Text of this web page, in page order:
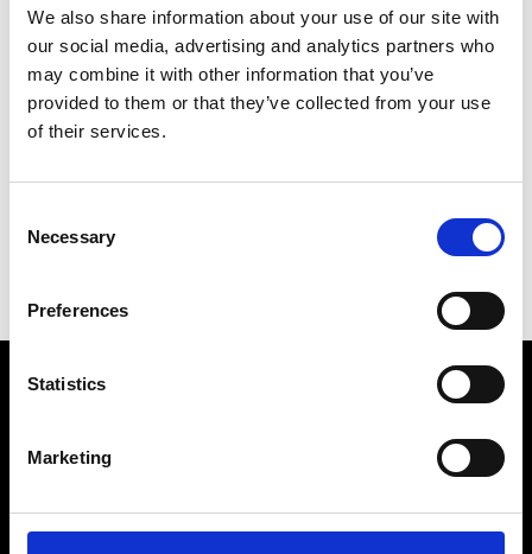
We also share information about your use of our site with
our social media, advertising and analytics partners who
may combine it with other information that you’ve
provided to them or that they’ve collected from your use
of their services.
Selection
Necessary
Preferences
Statistics
Marketing